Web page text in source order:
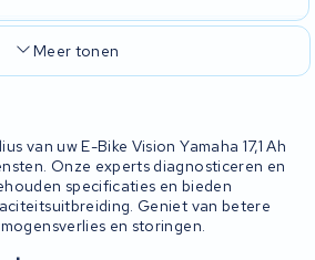
van uw E-Bike Vision Yamaha 17,1 Ah
Onze experts diagnosticeren en
specificaties en bieden
Geniet van betere
en storingen.
Meer tonen